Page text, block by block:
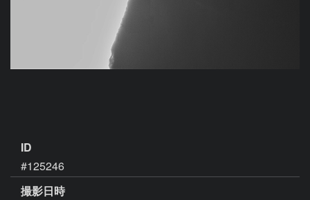
ID
#125246
撮影日時